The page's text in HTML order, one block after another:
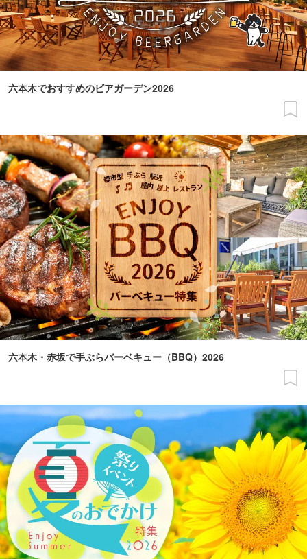
六本木でおすすめのビアガーデン2026
六本木・赤坂で手ぶらバーベキュー（BBQ）2026